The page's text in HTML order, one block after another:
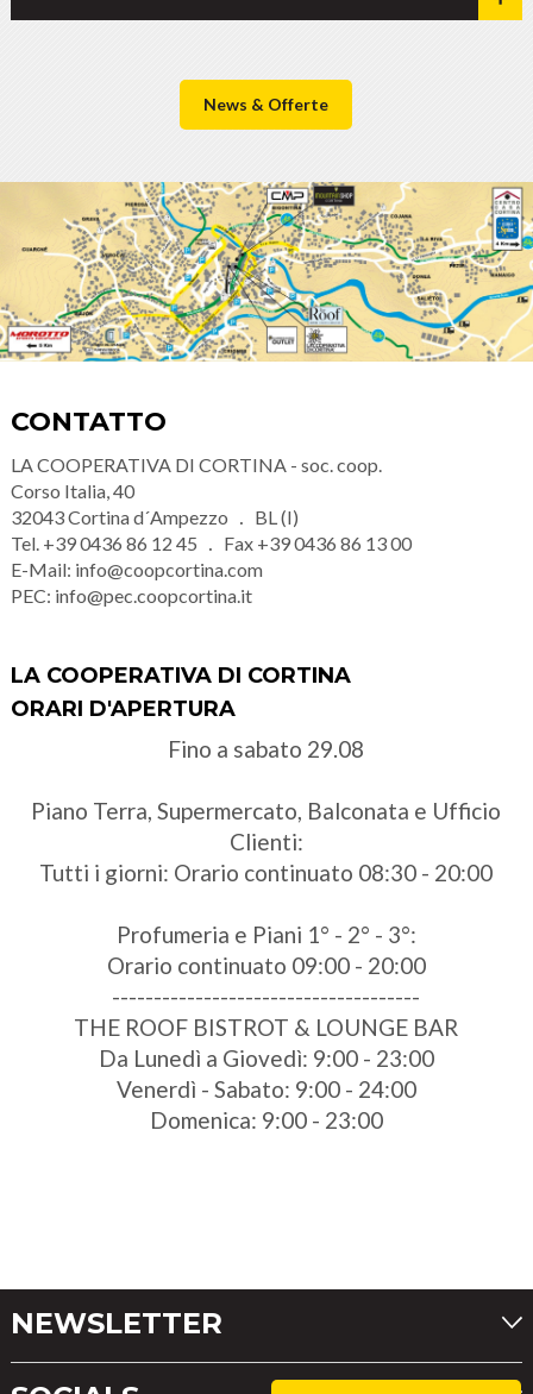
News & Offerte
CONTATTO
LA COOPERATIVA DI CORTINA - soc. coop.
Corso Italia, 40
32043Cortina d´Ampezzo
BL (I)
Tel. +39 0436 86 12 45 Fax +39 0436 86 13 00
E-Mail: info@coopcortina.com
PEC: info@pec.coopcortina.it
LA COOPERATIVA DI CORTINA
ORARI D'APERTURA
Fino a sabato 29.08
Piano Terra, Supermercato, Balconata e Ufficio
Clienti:
Tutti i giorni: Orario continuato 08:30 - 20:00
Profumeria e Piani 1° - 2° - 3°:
Orario continuato 09:00 - 20:00
-------------------------------------
THE ROOF BISTROT & LOUNGE BAR
Da Lunedì a Giovedì: 9:00 - 23:00
Venerdì - Sabato: 9:00 - 24:00
Domenica: 9:00 - 23:00
NEWSLETTER